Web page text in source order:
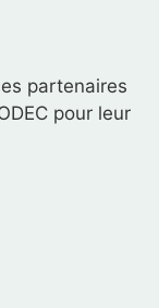
partenaires
pour leur